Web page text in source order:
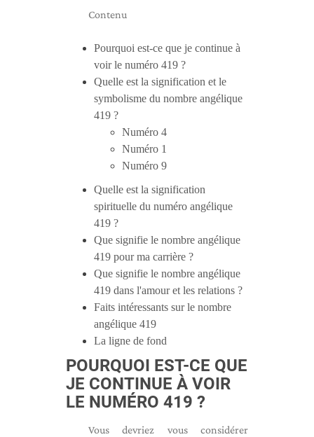
Contenu
Pourquoi est-ce que je continue à
voir le numéro 419 ?
Quelle est la signification et le
symbolisme du nombre angélique
419 ?
Numéro 4
Numéro 1
Numéro 9
Quelle est la signification
spirituelle du numéro angélique
419 ?
Que signifie le nombre angélique
419 pour ma carrière ?
Que signifie le nombre angélique
419 dans l'amour et les relations ?
Faits intéressants sur le nombre
angélique 419
La ligne de fond
POURQUOI EST-CE QUE
JE CONTINUE À VOIR
LE NUMÉRO 419 ?
Vous devriez vous considérer